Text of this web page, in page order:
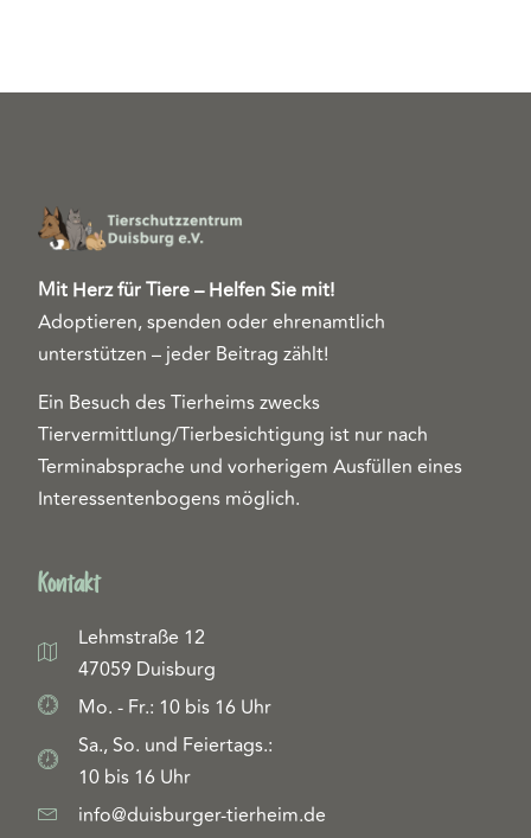
Mit Herz für Tiere – Helfen Sie mit!
Adoptieren, spenden oder ehrenamtlich
unterstützen – jeder Beitrag zählt!
Ein Besuch des Tierheims zwecks
Tiervermittlung/Tierbesichtigung ist nur nach
Terminabsprache und vorherigem Ausfüllen eines
Interessentenbogens möglich.
Kontakt
Lehmstraße 12
47059 Duisburg
Mo. - Fr.: 10 bis 16 Uhr
Sa., So. und Feiertags.:
10 bis 16 Uhr
info@duisburger-tierheim.de